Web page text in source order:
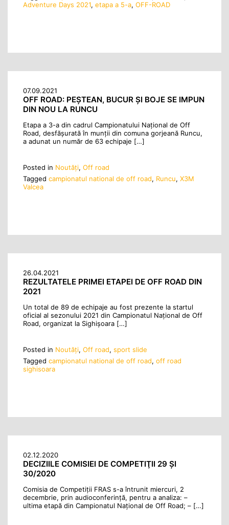
Adventure Days 2021, etapa a 5-a, OFF-ROAD
07.09.2021
OFF ROAD: PEȘTEAN, BUCUR ȘI BOJE SE IMPUN
DIN NOU LA RUNCU
Etapa a 3-a din cadrul Campionatului Național de Off
Road, desfășurată în munții din comuna gorjeană Runcu,
a adunat un număr de 63 echipaje […]
Posted in Noutăţi, Off road
Tagged campionatul national de off road, Runcu, X3M
Valcea
26.04.2021
REZULTATELE PRIMEI ETAPEI DE OFF ROAD DIN
2021
Un total de 89 de echipaje au fost prezente la startul
oficial al sezonului 2021 din Campionatul Național de Off
Road, organizat la Sighișoara […]
Posted in Noutăţi, Off road, sport slide
Tagged campionatul national de off road, off road
sighisoara
02.12.2020
DECIZIILE COMISIEI DE COMPETIŢII 29 ŞI
30/2020
Comisia de Competiții FRAS s-a întrunit miercuri, 2
decembrie, prin audioconferinţă, pentru a analiza: –
ultima etapă din Campionatul Naţional de Off Road; – […]